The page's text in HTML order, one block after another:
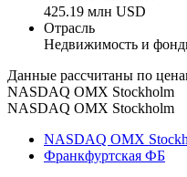
425.19 млн USD
Отрасль
Недвижимость и
Данные рассчитаны по
NASDAQ OMX Stockholm
NASDAQ OMX Stockholm
NASDAQ OMX
Франкфуртская ФБ